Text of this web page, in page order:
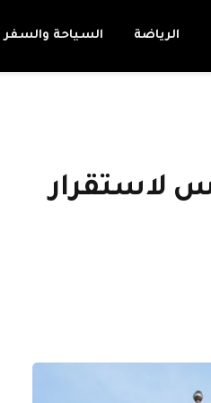
الرياضة السياحة والسفر
لاستقرار